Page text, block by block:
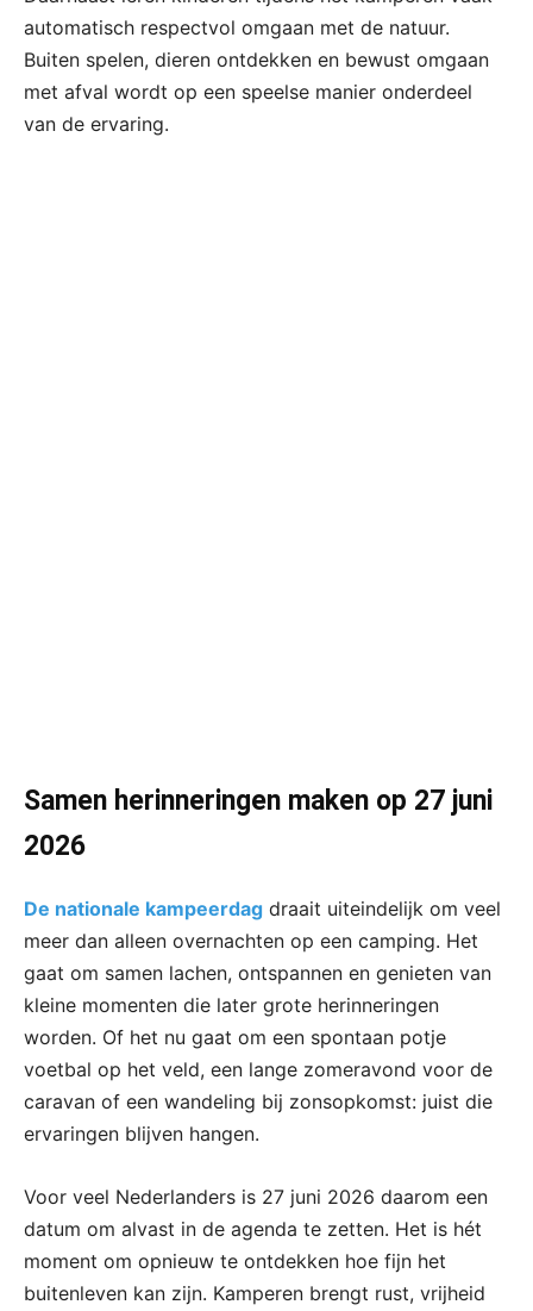
automatisch respectvol omgaan met de natuur.
Buiten spelen, dieren ontdekken en bewust omgaan
met afval wordt op een speelse manier onderdeel
van de ervaring.
Samen herinneringen maken op 27 juni
2026
De nationale kampeerdag draait uiteindelijk om veel
meer dan alleen overnachten op een camping. Het
gaat om samen lachen, ontspannen en genieten van
kleine momenten die later grote herinneringen
worden. Of het nu gaat om een spontaan potje
voetbal op het veld, een lange zomeravond voor de
caravan of een wandeling bij zonsopkomst: juist die
ervaringen blijven hangen.
Voor veel Nederlanders is 27 juni 2026 daarom een
datum om alvast in de agenda te zetten. Het is hét
moment om opnieuw te ontdekken hoe fijn het
buitenleven kan zijn. Kamperen brengt rust, vrijheid